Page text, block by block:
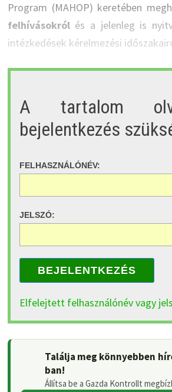
Program (MAHOP) keretében
felhívásokrólés a jelenleg is
intézkedések kérelmezési
A tartalom
bejelentkezés
FELHASZNÁLÓNÉV:
JELSZÓ:
BEJELENTKEZÉS
Elfelejtett felhasználónév vagy
Találja meg könnyebben
ban!
Állítsa be a Gazda Kontrollt